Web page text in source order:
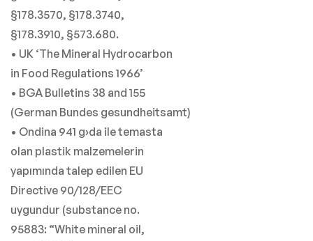
§178.3570, §178.3740,
§178.3910, §573.680.
• UK ‘The Mineral Hydrocarbon
in Food Regulations 1966’
• BGA Bulletins 38 and 155
(German Bundes gesundheitsamt)
• Ondina 941 g›da ile temasta
olan plastik malzemelerin
yapımında talep edilen EU
Directive 90/128/EEC
uygundur (substance no.
95883: “White mineral oil,